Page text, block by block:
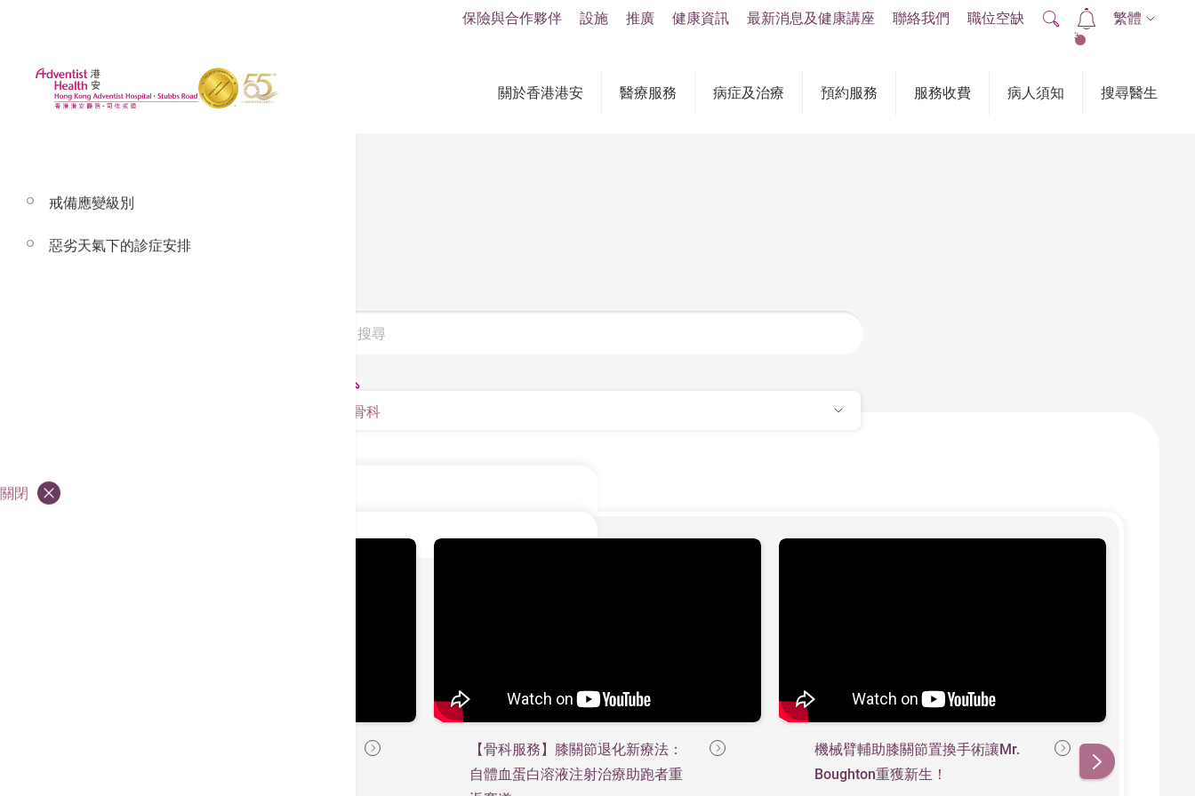
關於香港港安 醫療服務 病症及治療 預約服務 服務收費 病人須知 搜尋醫生
保險與合作夥伴 設施 推廣 健康資訊 最新消息及健康講座 聯絡我們 職位空缺
2
繁體
影片
骨科
【骨科服務】膝關節退化新療法：
自體血蛋白溶液注射治療助跑者重
機械臂輔助膝關節置換手術讓Mr.
Boughton重獲新生！
戒備應變級別
惡劣天氣下的診症安排
關閉